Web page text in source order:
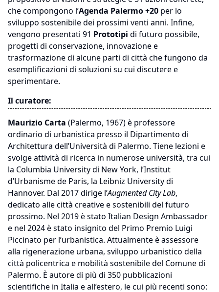
che compongono l’Agenda Palermo +20 per lo
sviluppo sostenibile dei prossimi venti anni. Infine,
vengono presentati 91 Prototipi di futuro possibile,
progetti di conservazione, innovazione e
trasformazione di alcune parti di città che fungono da
esemplificazioni di soluzioni su cui discutere e
sperimentare.
Il curatore:
Maurizio Carta (Palermo, 1967) è professore
ordinario di urbanistica presso il Dipartimento di
Architettura dell’Università di Palermo. Tiene lezioni e
svolge attività di ricerca in numerose università, tra cui
la Columbia University di New York, l’Institut
d’Urbanisme de Paris, la Leibniz University di
Hannover. Dal 2017 dirige l’Augmented City Lab,
dedicato alle città creative e sostenibili del futuro
prossimo. Nel 2019 è stato Italian Design Ambassador
e nel 2024 è stato insignito del Primo Premio Luigi
Piccinato per l’urbanistica. Attualmente è assessore
alla rigenerazione urbana, sviluppo urbanistico della
città policentrica e mobilità sostenibile del Comune di
Palermo. È autore di più di 350 pubblicazioni
scientifiche in Italia e all’estero, le cui più recenti sono: